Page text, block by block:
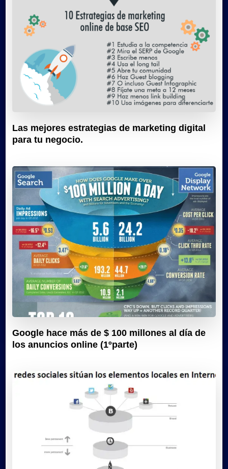
Las mejores estrategias de marketing digital
para tu negocio.
Google hace más de $ 100 millones al día de
los anuncios online (1ºparte)